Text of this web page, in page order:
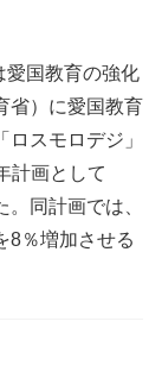
国教育の強化
省）に愛国教育
スモロデジ」
計画として
同計画では、
8％増加させる